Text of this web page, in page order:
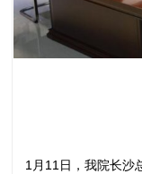
1月11日，我院长沙